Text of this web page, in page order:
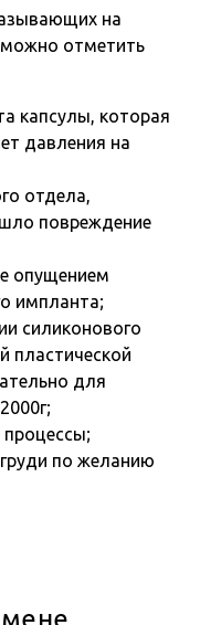
на
отметить
капсулы, которая
давления на
отдела,
повреждение
опущением
импланта;
силиконового
пластической
для
по желанию